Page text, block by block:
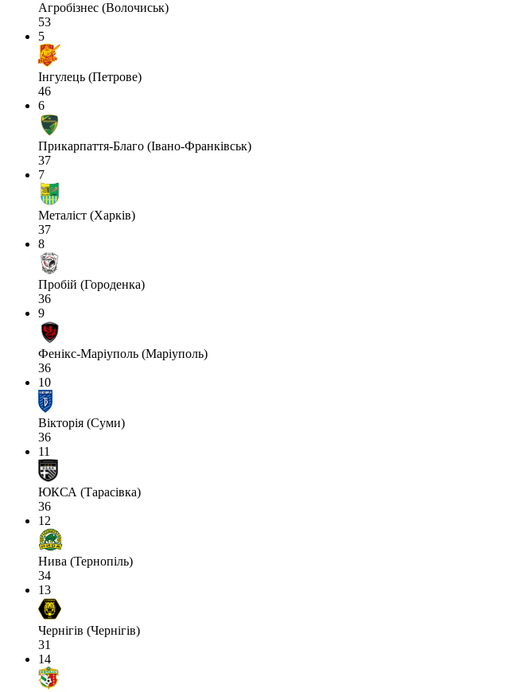
Агробізнес (Волочиськ)
53
5
Інгулець (Петрове)
46
6
Прикарпаття-Благо (Івано-Франківськ)
37
7
Металіст (Харків)
37
8
Пробій (Городенка)
36
9
Фенікс-Маріуполь (Маріуполь)
36
10
Вікторія (Суми)
36
11
ЮКСА (Тарасівка)
36
12
Нива (Тернопіль)
34
13
Чернігів (Чернігів)
31
14